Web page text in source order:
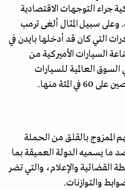
جراء التوجهات الاقتصادية
وعلى سبيل المثال ألغى ترمب
التي كان قد أدخلها بايدن في
السيارات الأميركية من
العالمية للسيارات
منها.
الممزوج بالقلق من الحملة
ما يسميه الدولة العميقة بما
القضائية والإعلام، والتي تضر
والتوازنات.